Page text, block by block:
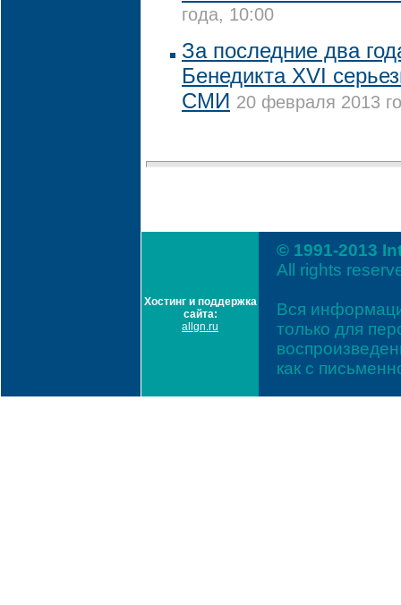
года, 10:00
За последние два
Бенедикта XVI
СМИ 20 февраля 2013
Хостинг и поддержка
сайта:
allgn.ru
© 1991-2013
All rights
Вся
только для
как с